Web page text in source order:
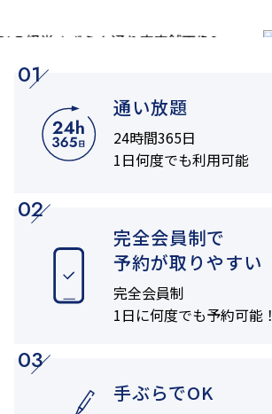
01
通い放題
24時間365日
1日何度でも利用可能
02
完全会員制で
予約が取りやすい
完全会員制
1日に何度でも予約可能！
03
手ぶらでOK